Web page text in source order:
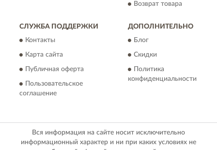
Возврат товара
СЛУЖБА ПОДДЕРЖКИ
Контакты
Карта сайта
Публичная оферта
Пользовательское
соглашение
ДОПОЛНИТЕЛЬНО
Блог
Скидки
Политика
конфиденциальности
Вся информация на сайте носит исключительно
информационный характер и ни при каких условиях не